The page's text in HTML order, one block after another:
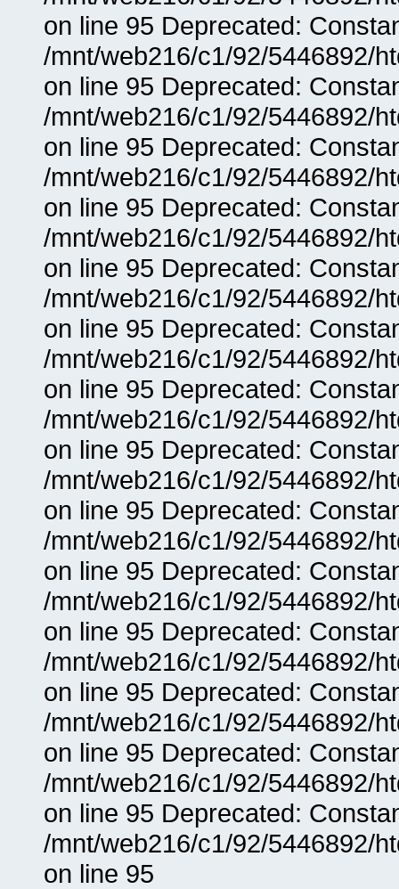
on line 95 Deprecated:
/mnt/web216/c1/92/5446892/
on line 95 Deprecated:
/mnt/web216/c1/92/5446892/
on line 95 Deprecated:
/mnt/web216/c1/92/5446892/
on line 95 Deprecated:
/mnt/web216/c1/92/5446892/
on line 95 Deprecated:
/mnt/web216/c1/92/5446892/
on line 95 Deprecated:
/mnt/web216/c1/92/5446892/
on line 95 Deprecated:
/mnt/web216/c1/92/5446892/
on line 95 Deprecated:
/mnt/web216/c1/92/5446892/
on line 95 Deprecated:
/mnt/web216/c1/92/5446892/
on line 95 Deprecated:
/mnt/web216/c1/92/5446892/
on line 95 Deprecated:
/mnt/web216/c1/92/5446892/
on line 95 Deprecated:
/mnt/web216/c1/92/5446892/
on line 95 Deprecated:
/mnt/web216/c1/92/5446892/
on line 95 Deprecated:
/mnt/web216/c1/92/5446892/
on line 95